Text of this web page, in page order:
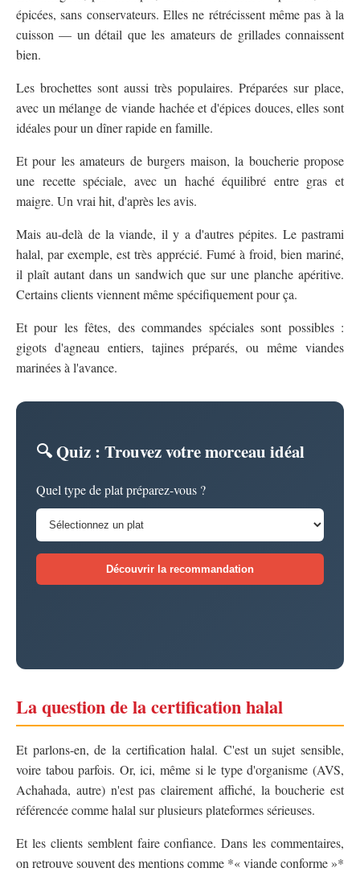
épicées, sans conservateurs. Elles ne rétrécissent même pas à la
cuisson — un détail que les amateurs de grillades connaissent
bien.
Les brochettes sont aussi très populaires. Préparées sur place,
avec un mélange de viande hachée et d'épices douces, elles sont
idéales pour un dîner rapide en famille.
Et pour les amateurs de burgers maison, la boucherie propose
une recette spéciale, avec un haché équilibré entre gras et
maigre. Un vrai hit, d'après les avis.
Mais au-delà de la viande, il y a d'autres pépites. Le pastrami
halal, par exemple, est très apprécié. Fumé à froid, bien mariné,
il plaît autant dans un sandwich que sur une planche apéritive.
Certains clients viennent même spécifiquement pour ça.
Et pour les fêtes, des commandes spéciales sont possibles :
gigots d'agneau entiers, tajines préparés, ou même viandes
marinées à l'avance.
🔍 Quiz : Trouvez votre morceau idéal
Quel type de plat préparez-vous ?
Découvrir la recommandation
La question de la certification halal
Et parlons-en, de la certification halal. C'est un sujet sensible,
voire tabou parfois. Or, ici, même si le type d'organisme (AVS,
Achahada, autre) n'est pas clairement affiché, la boucherie est
référencée comme halal sur plusieurs plateformes sérieuses.
Et les clients semblent faire confiance. Dans les commentaires,
on retrouve souvent des mentions comme *« viande conforme »*